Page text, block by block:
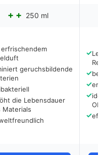
250 ml
geruchsbildende
die Lebensdauer
Materials
✓
✓
✓
✓
✓